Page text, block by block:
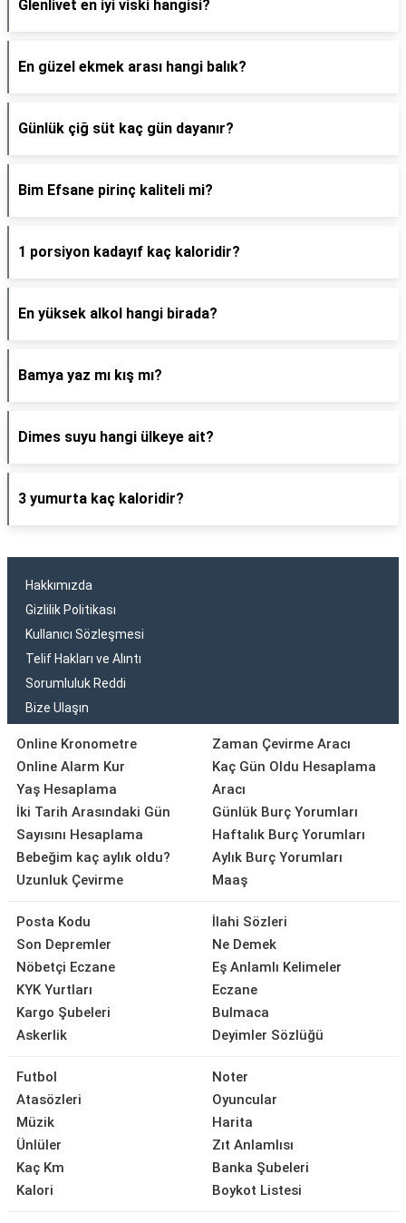
Glenlivet en iyi viski hangisi?
En güzel ekmek arası hangi balık?
Günlük çiğ süt kaç gün dayanır?
Bim Efsane pirinç kaliteli mi?
1 porsiyon kadayıf kaç kaloridir?
En yüksek alkol hangi birada?
Bamya yaz mı kış mı?
Dimes suyu hangi ülkeye ait?
3 yumurta kaç kaloridir?
Hakkımızda
Gizlilik Politikası
Kullanıcı Sözleşmesi
Telif Hakları ve Alıntı
Sorumluluk Reddi
Bize Ulaşın
Online Kronometre
Online Alarm Kur
Yaş Hesaplama
İki Tarih Arasındaki Gün
Sayısını Hesaplama
Bebeğim kaç aylık oldu?
Uzunluk Çevirme
Zaman Çevirme Aracı
Kaç Gün Oldu Hesaplama
Aracı
Günlük Burç Yorumları
Haftalık Burç Yorumları
Aylık Burç Yorumları
Maaş
Posta Kodu
Son Depremler
Nöbetçi Eczane
KYK Yurtları
Kargo Şubeleri
Askerlik
İlahi Sözleri
Ne Demek
Eş Anlamlı Kelimeler
Eczane
Bulmaca
Deyimler Sözlüğü
Futbol
Atasözleri
Müzik
Ünlüler
Kaç Km
Kalori
Noter
Oyuncular
Harita
Zıt Anlamlısı
Banka Şubeleri
Boykot Listesi